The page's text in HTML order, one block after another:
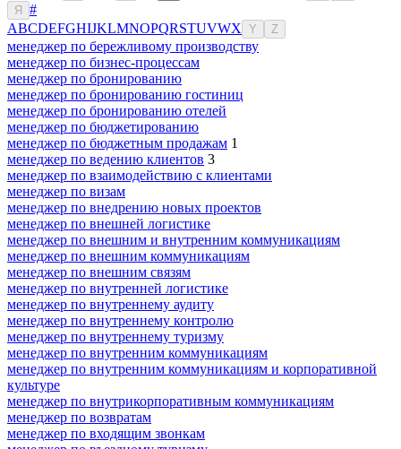
Я
#
ABCDEFGHIJKLMNOPQRSTUVWX Y Z
менеджер по бережливому производству
менеджер по бизнес-процессам
менеджер по бронированию
менеджер по бронированию гостиниц
менеджер по бронированию отелей
менеджер по бюджетированию
менеджер по бюджетным продажам 1
менеджер по ведению клиентов 3
менеджер по взаимодействию с клиентами
менеджер по визам
менеджер по внедрению новых проектов
менеджер по внешней логистике
менеджер по внешним и внутренним коммуникациям
менеджер по внешним коммуникациям
менеджер по внешним связям
менеджер по внутренней логистике
менеджер по внутреннему аудиту
менеджер по внутреннему контролю
менеджер по внутреннему туризму
менеджер по внутренним коммуникациям
менеджер по внутренним коммуникациям и корпоративной
культуре
менеджер по внутрикорпоративным коммуникациям
менеджер по возвратам
менеджер по входящим звонкам